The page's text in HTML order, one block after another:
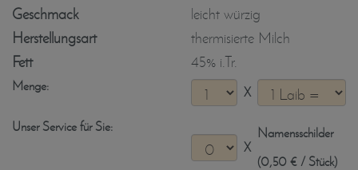
Geschmack
leicht würzig
Herstellungsart
thermisierte Milch
Fett
45% i.Tr.
Menge: X
Unser Service für Sie:
X
Namensschilder
(0,50 € / Stück)